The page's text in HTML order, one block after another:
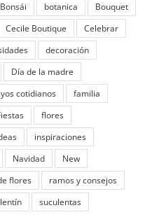
Bonsái botanica
Bouquet
Cecile Boutique
Celebrar
decoración
Día de la madre
cotidianos
familia
flores
inspiraciones
Navidad
New
flores
ramos y consejos
suculentas